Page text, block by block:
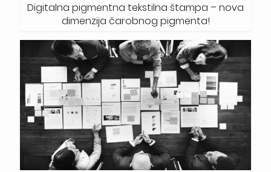
Digitalna pigmentna tekstilna štampa – nova
dimenzija čarobnog pigmenta!